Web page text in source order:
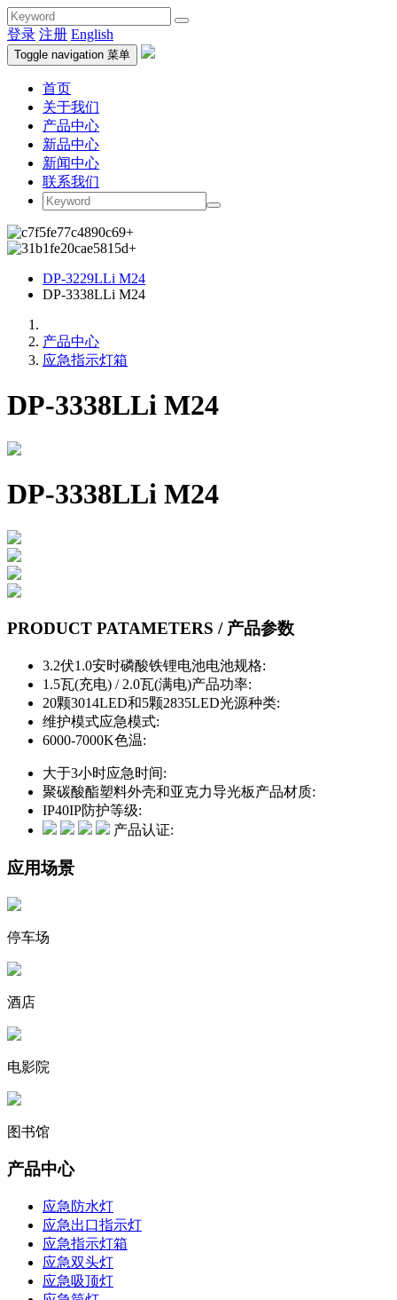
登录 注册 English
Toggle navigation 菜单
首页
关于我们
产品中心
新品中心
新闻中心
联系我们
DP-3229LLi M24
DP-3338LLi M24
产品中心
应急指示灯箱
DP-3338LLi M24
DP-3338LLi M24
PRODUCT PATAMETERS / 产品参数
3.2伏1.0安时磷酸铁锂电池电池规格:
1.5瓦(充电) / 2.0瓦(满电)产品功率:
20颗3014LED和5颗2835LED光源种类:
维护模式应急模式:
6000-7000K色温:
大于3小时应急时间:
聚碳酸酯塑料外壳和亚克力导光板产品材质:
IP40IP防护等级:
产品认证:
应用场景
停车场
酒店
电影院
图书馆
产品中心
应急防水灯
应急出口指示灯
应急指示灯箱
应急双头灯
应急吸顶灯